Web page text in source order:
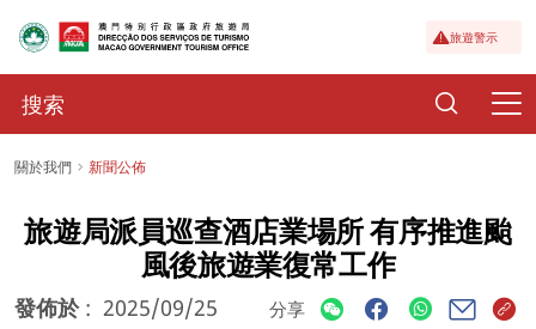
旅遊警示
關於我們 新聞公佈
旅遊局派員巡查酒店業場所 有序推進颱
風後旅遊業復常工作
發佈於 : 2025/09/25 分享